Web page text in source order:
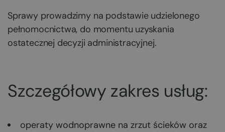
Sprawy prowadzimy na podstawie udzielonego
pełnomocnictwa, do momentu uzyskania
ostatecznej decyzji administracyjnej.
Szczegółowy zakres usług:
operaty wodnoprawne na zrzut ścieków oraz